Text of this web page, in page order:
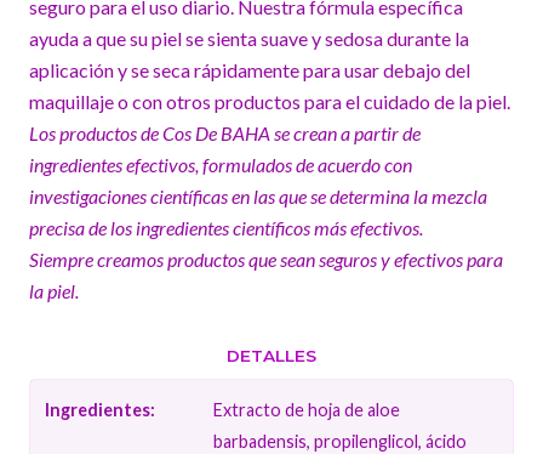
seguro para el uso diario. Nuestra fórmula específica
ayuda a que su piel se sienta suave y sedosa durante la
aplicación y se seca rápidamente para usar debajo del
maquillaje o con otros productos para el cuidado de la piel.
Los productos de Cos De BAHA se crean a partir de
ingredientes efectivos, formulados de acuerdo con
investigaciones científicas en las que se determina la mezcla
precisa de los ingredientes científicos más efectivos.
Siempre creamos productos que sean seguros y efectivos para
la piel.
DETALLES
Ingredientes:
Extracto de hoja de aloe
barbadensis, propilenglicol, ácido